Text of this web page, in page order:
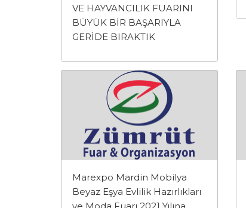
VE HAYVANCILIK FUARINI
BÜYÜK BİR BAŞARIYLA
GERİDE BIRAKTIK
Marexpo Mardin Mobilya
Beyaz Eşya Evlilik Hazırlıkları